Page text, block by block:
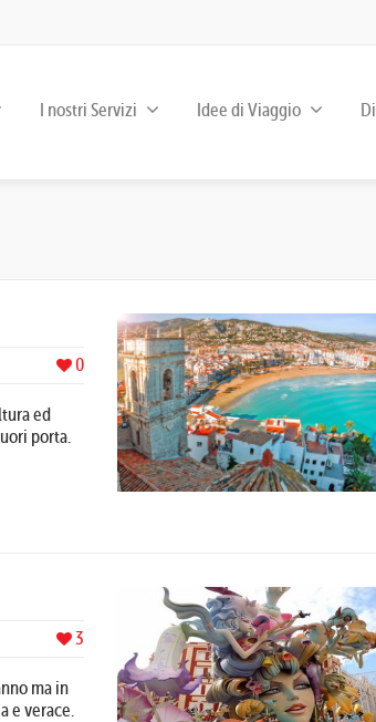
I nostri Servizi Idee di Viaggio
0
ed
porta.
3
ma in
e verace.